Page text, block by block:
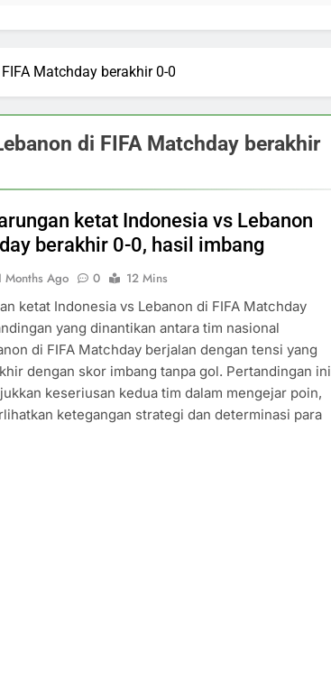
Matchday berakhir 0-0
di FIFA Matchday berakhir
ketat Indonesia vs Lebanon
berakhir 0-0, hasil imbang
Months Ago 0
12 Mins
ketat Indonesia vs Lebanon di FIFA Matchday
yang dinantikan antara tim nasional
di FIFA Matchday berjalan dengan tensi yang
dengan skor imbang tanpa gol. Pertandingan ini
keseriusan kedua tim dalam mengejar poin,
ketegangan strategi dan determinasi para